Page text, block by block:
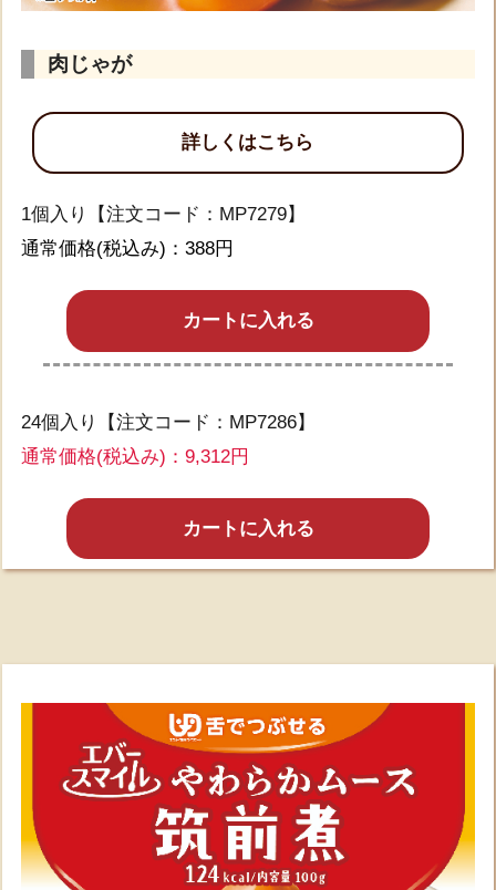
肉じゃが
詳しくはこちら
1個入り【注文コード：MP7279】
通常価格(税込み)：388円
カートに入れる
24個入り【注文コード：MP7286】
通常価格(税込み)：9,312円
カートに入れる